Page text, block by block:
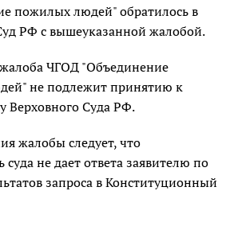
пожилых людей" обратилось в
РФ с вышеуказанной жалобой.
ЧГОД "Объединение
не подлежит принятию к
Верховного Суда РФ.
жалобы следует, что
суда не дает ответа заявителю по
запроса в Конституционный